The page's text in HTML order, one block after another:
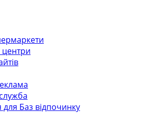
центри
Баз відпочинку